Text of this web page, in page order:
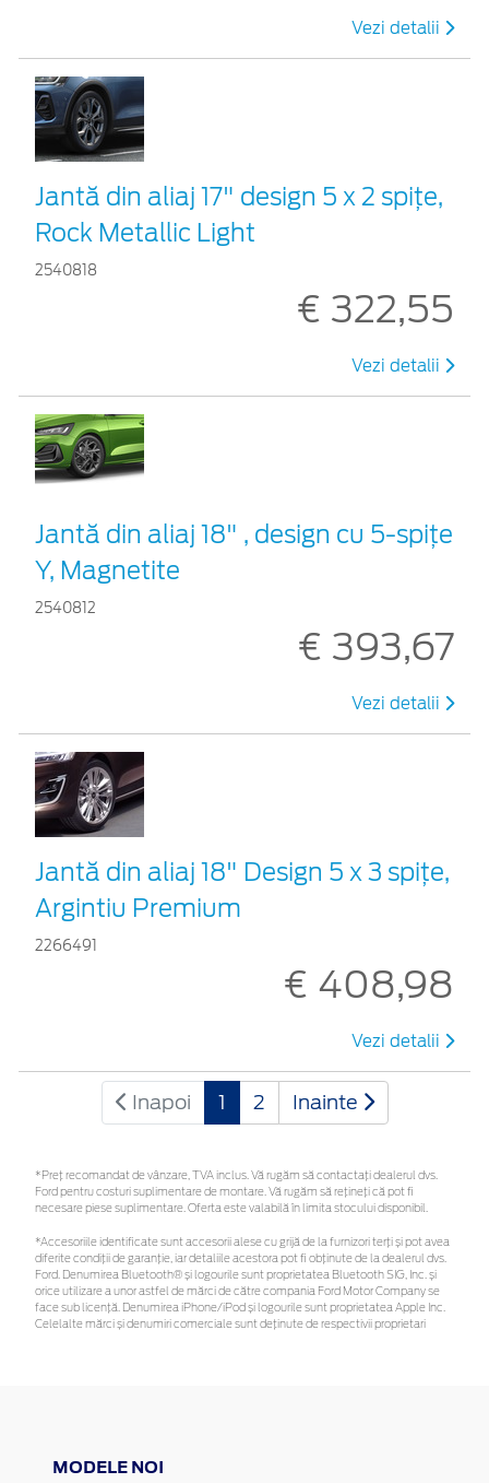
Vezi detalii
Jantă din aliaj 17" design 5 x 2 spițe,
Rock Metallic Light
2540818
€ 322,55
Vezi detalii
Jantă din aliaj 18" , design cu 5-spiţe
Y, Magnetite
2540812
€ 393,67
Vezi detalii
Jantă din aliaj 18" Design 5 x 3 spițe,
Argintiu Premium
2266491
€ 408,98
Vezi detalii
Inapoi 1 2 Inainte
*Preţ recomandat de vânzare, TVA inclus. Vă rugăm să contactaţi dealerul dvs.
Ford pentru costuri suplimentare de montare. Vă rugăm să rețineți că pot fi
necesare piese suplimentare. Oferta este valabilă în limita stocului disponibil.
*Accesoriile identificate sunt accesorii alese cu grijă de la furnizori terți și pot avea
diferite condiții de garanție, iar detaliile acestora pot fi obținute de la dealerul dvs.
Ford. Denumirea Bluetooth® și logourile sunt proprietatea Bluetooth SIG, Inc. și
orice utilizare a unor astfel de mărci de către compania Ford Motor Company se
face sub licență. Denumirea iPhone/iPod și logourile sunt proprietatea Apple Inc.
Celelalte mărci și denumiri comerciale sunt deținute de respectivii proprietari
MODELE NOI